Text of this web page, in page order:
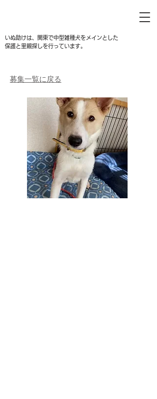
いぬ助けは、関東で中型雑種犬をメインとした
保護と里親探しを行っています。
募集一覧に戻る